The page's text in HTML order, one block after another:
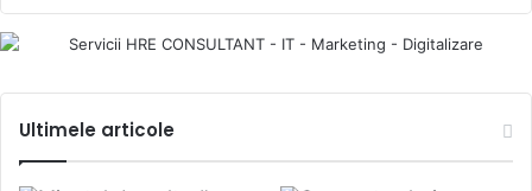
Ultimele articole